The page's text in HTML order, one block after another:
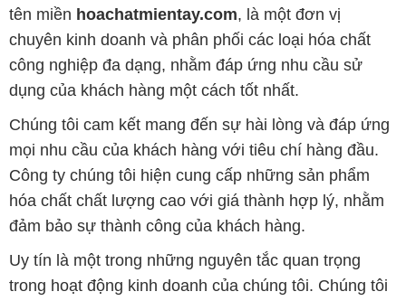
tên miền hoachatmientay.com, là một đơn vị
chuyên kinh doanh và phân phối các loại hóa chất
công nghiệp đa dạng, nhằm đáp ứng nhu cầu sử
dụng của khách hàng một cách tốt nhất.
Chúng tôi cam kết mang đến sự hài lòng và đáp ứng
mọi nhu cầu của khách hàng với tiêu chí hàng đầu.
Công ty chúng tôi hiện cung cấp những sản phẩm
hóa chất chất lượng cao với giá thành hợp lý, nhằm
đảm bảo sự thành công của khách hàng.
Uy tín là một trong những nguyên tắc quan trọng
trong hoạt động kinh doanh của chúng tôi. Chúng tôi